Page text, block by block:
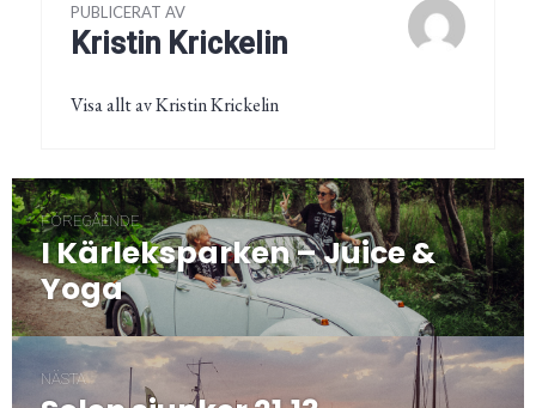
PUBLICERAT AV
Kristin Krickelin
Visa allt av Kristin Krickelin
Inläggsnavigering
FÖREGÅENDE
Föregående
post:
I Kärleksparken – Juice &
Yoga
NÄSTA